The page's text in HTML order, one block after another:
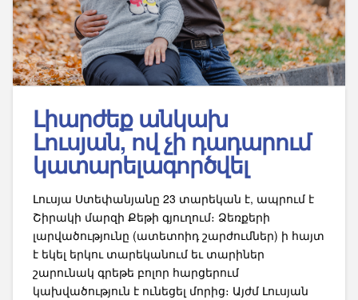
Լիարժեք անկախ
Լուսյան, ով չի դադարում
կատարելագործվել
Լուսյա Ստեփանյանը 23 տարեկան է, ապրում է
Շիրակի մարզի Քեթի գյուղում։ Ձեռքերի
լարվածությունը (ատետոիդ շարժումներ) ի հայտ
է եկել երկու տարեկանում եւ տարիներ
շարունակ գրեթե բոլոր հարցերում
կախվածություն է ունեցել մորից։ Այժմ Լուսյան